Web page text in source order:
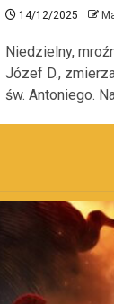
14/12/2025
Niedzielny,
Józef D.,
św. Antoniego.